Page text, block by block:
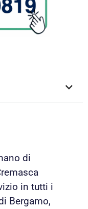
di
in tutti i
Bergamo,